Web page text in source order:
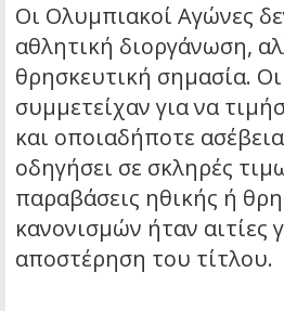
Οι Ολυμπιακοί Αγώνες
αθλητική διοργάνωση,
θρησκευτική σημασία.
συμμετείχαν για να
και οποιαδήποτε
οδηγήσει σε σκληρές
παραβάσεις ηθικής ή
κανονισμών ήταν αιτίες
αποστέρηση του τίτλου.